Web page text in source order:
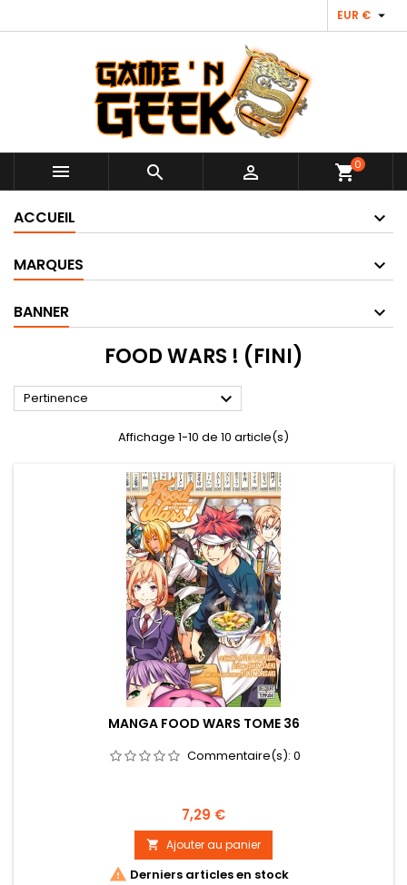
EUR € 
   shopping_cart0
ACCUEIL
MARQUES
BANNER
FOOD WARS ! (FINI)
Pertinence 
Affichage 1-10 de 10 article(s)
MANGA FOOD WARS TOME 36
Commentaire(s): 0
Prix
7,29 €
 Ajouter au panier
 Derniers articles en stock